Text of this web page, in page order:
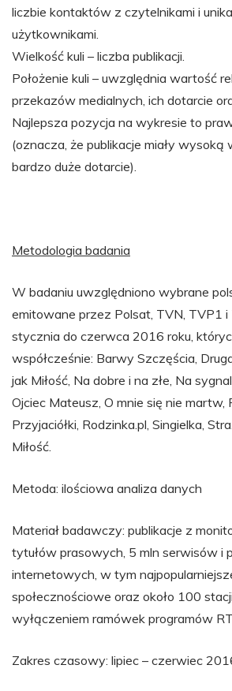
liczbie kontaktów z czytelnikami i
użytkownikami.
Wielkość kuli – liczba publikacji.
Położenie kuli – uwzględnia wartość
przekazów medialnych, ich dotarcie
Najlepsza pozycja na wykresie to
(oznacza, że publikacje miały wysoką
bardzo duże dotarcie).
Metodologia badania
W badaniu uwzględniono wybrane
emitowane przez Polsat, TVN, TVP1
stycznia do czerwca 2016 roku,
współcześnie: Barwy Szczęścia,
jak Miłość, Na dobre i na złe, Na
Ojciec Mateusz, O mnie się nie martw,
Przyjaciółki, Rodzinka.pl, Singielka,
Miłość.
Metoda: ilościowa analiza danych
Materiał badawczy: publikacje z
tytułów prasowych, 5 mln serwisów i
internetowych, w tym
społecznościowe oraz około 100
wyłączeniem ramówek programów
Zakres czasowy: lipiec – czerwiec